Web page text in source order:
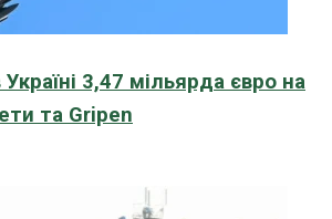
3,47 мільярда євро на
та Gripen